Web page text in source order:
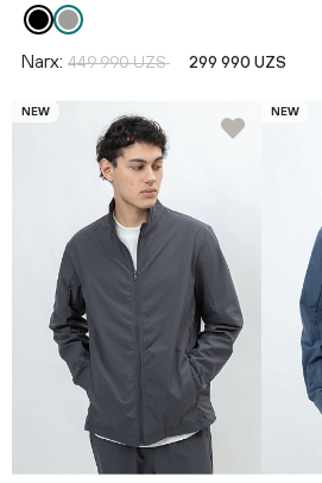
Narx: 449 990 UZS 299 990 UZS
NEW NEW